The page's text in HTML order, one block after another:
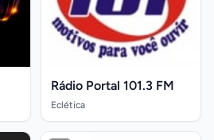
Rádio Portal 101.3 FM
Eclética